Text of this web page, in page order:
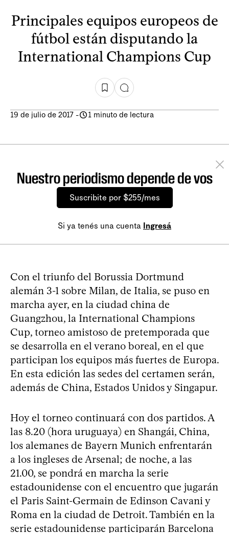
Principales equipos europeos de
fútbol están disputando la
International Champions Cup
19 de julio de 2017 - 1 minuto de lectura
Nuestro periodismo depende de vos
Suscribite por $255/mes
Si ya tenés una cuenta Ingresá
Con el triunfo del Borussia Dortmund
alemán 3-1 sobre Milan, de Italia, se puso en
marcha ayer, en la ciudad china de
Guangzhou, la International Champions
Cup, torneo amistoso de pretemporada que
se desarrolla en el verano boreal, en el que
participan los equipos más fuertes de Europa.
En esta edición las sedes del certamen serán,
además de China, Estados Unidos y Singapur.
Hoy el torneo continuará con dos partidos. A
las 8.20 (hora uruguaya) en Shangái, China,
los alemanes de Bayern Munich enfrentarán
a los ingleses de Arsenal; de noche, a las
21.00, se pondrá en marcha la serie
estadounidense con el encuentro que jugarán
el Paris Saint-Germain de Edinson Cavani y
Roma en la ciudad de Detroit. También en la
serie estadounidense participarán Barcelona